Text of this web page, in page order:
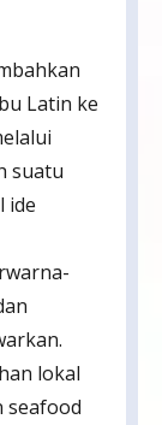
Latin ke
suatu
ide
lokal
seafood